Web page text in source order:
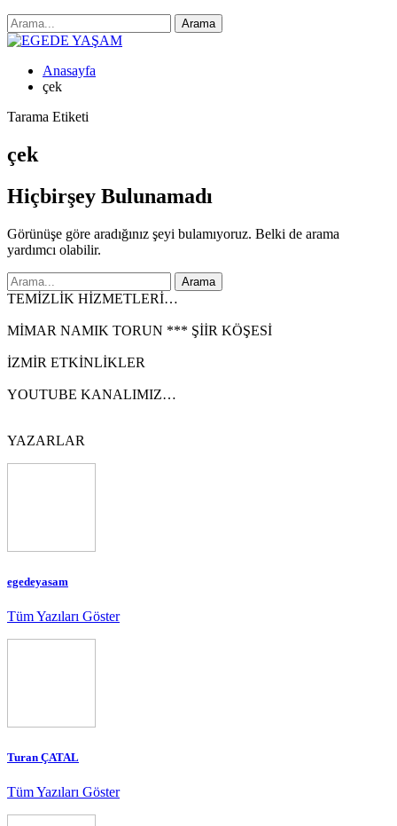
Anasayfa
çek
Tarama Etiketi
çek
Hiçbirşey Bulunamadı
Görünüşe göre aradığınız şeyi bulamıyoruz. Belki de arama
yardımcı olabilir.
TEMİZLİK HİZMETLERİ…
MİMAR NAMIK TORUN *** ŞİİR KÖŞESİ
İZMİR ETKİNLİKLER
YOUTUBE KANALIMIZ…
YAZARLAR
egedeyasam
Tüm Yazıları Göster
Turan ÇATAL
Tüm Yazıları Göster